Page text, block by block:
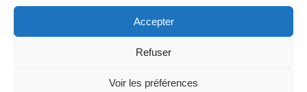
Accepter
Refuser
Voir les préférences